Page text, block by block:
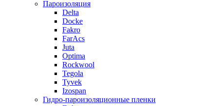
Пароизоляция
Delta
Docke
Fakro
FarAcs
Juta
Optima
Rockwool
Tegola
Tyvek
Izospan
Гидро-пароизоляционные пленки